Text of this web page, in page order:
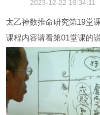
2023-12-22 18:34:11
太乙神数推命研究第19堂
课程内容请看第01堂课的